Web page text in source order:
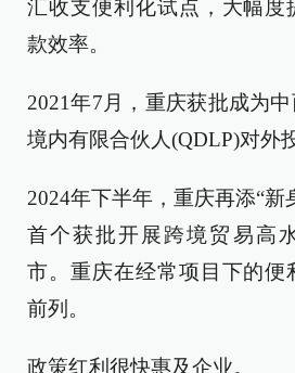
汇收支便利化试点，大幅度
款效率。
2021年7月，重庆获批成为
境内有限合伙人(QDLP)对外
2024年下半年，重庆再添“新
首个获批开展跨境贸易高
市。重庆在经常项目下的便
前列。
政策红利很快惠及企业。